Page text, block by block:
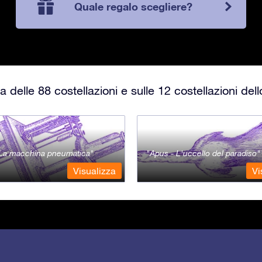
Quale regalo scegliere?
delle 88 costellazioni e sulle 12 costellazioni
macchina pneumatica
Visualizza
Apus - L'uccello del paradiso